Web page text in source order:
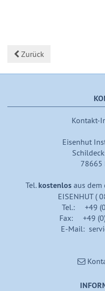
Zurück
Kontakt-
Eisenhut
78665
Tel. kostenlosaus dem
EISENHUT (
Tel.: +49
Fax: +49
E-Mail: